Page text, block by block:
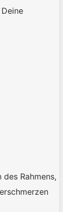
Rahmens,